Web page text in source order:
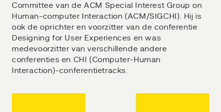
Committee van de ACM Special Interest Group on
Human-computer Interaction (ACM/SIGCHI). Hij is
ook de oprichter en voorzitter van de conferentie
Designing for User Experiences en was
medevoorzitter van verschillende andere
conferenties en CHI (Computer-Human
Interaction)-conferentietracks.